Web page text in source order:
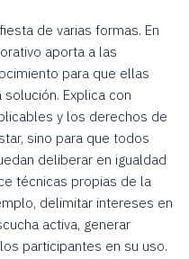
de varias formas. En
aporta a las
para que ellas
Explica con
y los derechos de
sino para que todos
deliberar en igualdad
técnicas propias de la
delimitar intereses en
activa, generar
participantes en su uso.